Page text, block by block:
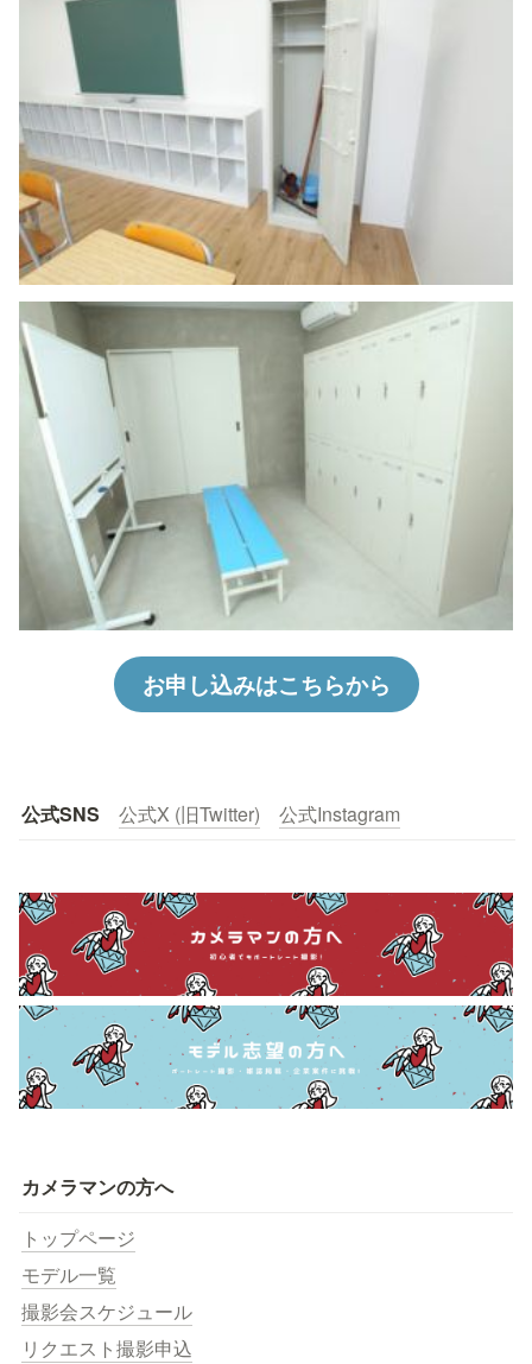
お申し込みはこちらから
公式SNS 公式X (旧Twitter) 公式Instagram
カメラマンの方へ
トップページ
モデル一覧
撮影会スケジュール
リクエスト撮影申込